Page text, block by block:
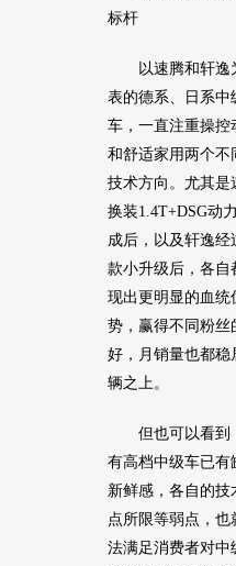
标杆
以速腾和轩逸
表的德系、日系中
车，一直注重操控
和舒适家用两个不
技术方向。尤其是
换装1.4T+DSG动
成后，以及轩逸经
款小升级后，各自
现出更明显的血统
势，赢得不同粉丝
好，月 销量也都稳
辆之上。
但也可以看到
有高档中级车已有
新鲜感，各自的技
点所限等弱点，也
法满足消费者对中